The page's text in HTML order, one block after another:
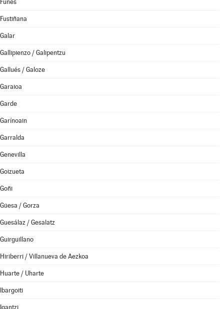
Funes
Fustiñana
Galar
Gallipienzo / Galipentzu
Gallués / Galoze
Garaioa
Garde
Garínoain
Garralda
Genevilla
Goizueta
Goñi
Güesa / Gorza
Guesálaz / Gesalatz
Guirguillano
Hiriberri / Villanueva de Aezkoa
Huarte / Uharte
Ibargoiti
Igantzi